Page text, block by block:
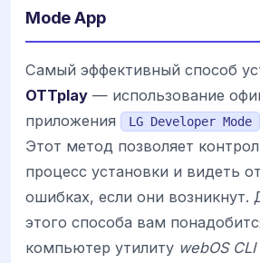
Mode App
Самый эффективный способ
OTTplay — использование
приложения
LG Developer Mode
Этот метод позволяет
процесс установки и видеть
ошибках, если они возникнут.
этого способа вам
компьютер утилиту webOS CLI